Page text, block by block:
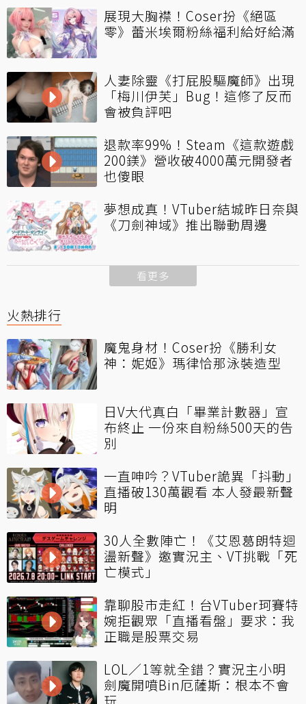
展現大胸襟！Coser扮《絕區
零》蕾米埃爾粉絲福利給好給滿
人妻除靈《打屁股驅魔師》出現
「梅川伊芙」Bug！這修了反而
會被負評吧
退款率99%！Steam《這款遊戲
200鎂》營收破4000萬元開發者
也傻眼
夢想成真！VTuber結城昨日奈與
《刀劍神域》推出聯動周邊
看更多
火熱排行
魔鬼身材！Coser扮《勝利女
神：妮姬》瑪律恰那泳裝造型
日V大代真白「畢業計數器」宣
布終止 一份來自粉絲500天的告
別
一直呻吟？VTuber詭異「抖動」
直播破130萬觀看 本人發最新聲
明
30人全數陣亡！《艾恩葛朗特迴
盪新聲》邀實況主、VT挑戰「死
亡模式」
靠聊股市走紅！台VTuber珂賽特
婉拒觀眾「直播看盤」要求：我
正職是股票交易
LOL／1等就全錯？實況主小明
劍魔開噴Bin厄薩斯：根本不會
玩